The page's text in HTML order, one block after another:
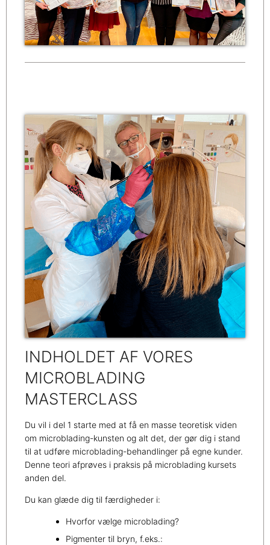
INDHOLDET AF VORES
MICROBLADING
MASTERCLASS
Du vil i del 1 starte med at få en masse teoretisk viden
om microblading-kunsten og alt det, der gør dig i stand
til at udføre microblading-behandlinger på egne kunder.
Denne teori afprøves i praksis på microblading kursets
anden del.
Du kan glæde dig til færdigheder i:
Hvorfor vælge microblading?
Pigmenter til bryn, f.eks.: